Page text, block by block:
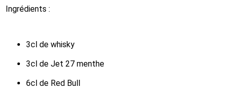
Ingrédients :
3cl de whisky
3cl de Jet 27 menthe
6cl de Red Bull